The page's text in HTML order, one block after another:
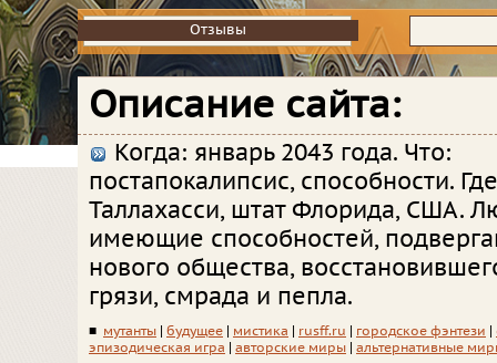
Отзывы
Отзывы
Описание сайта:
Когда: январь 2043 года. Что:
постапокалипсис, способности.
Таллахасси, штат Флорида, США.
имеющие способностей,
нового общества,
грязи, смрада и пепла.
■ мутанты будущее мистика rusff.ru городское фэнтези
эпизодическая игра
авторские миры альтернативные